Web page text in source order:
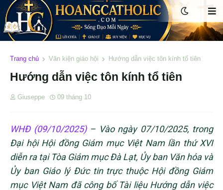
Trang chủ Văn kiện giáo hội Hướng dẫn việc tôn kính tổ tiên
Hướng dẫn việc tôn kính tổ tiên
Giuseppe 09 tháng 10
WHĐ (09/10/2025)– Vào ngày 07/10/2025, trong
Đại hội Hội đồng Giám mục Việt Nam lần thứ XVI
diễn ra tại Tòa Giám mục Đà Lạt, Ủy ban Văn hóa và
Ủy ban Giáo lý Đức tin trực thuộc Hội đồng Giám
mục Việt Nam đã công bố Tài liệu Hướng dẫn việc